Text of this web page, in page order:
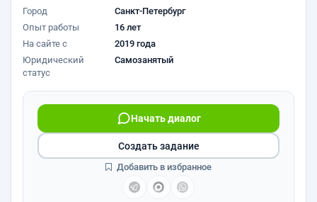
Город
Санкт-Петербург
Опыт работы
16 лет
На сайте с
2019 года
Юридический
статус
Самозанятый
Начать диалог
Создать задание
Добавить в избранное